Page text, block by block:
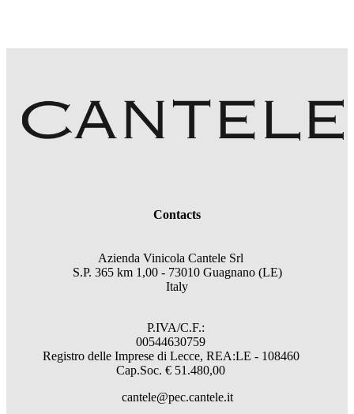
Contacts
Azienda Vinicola Cantele Srl
S.P. 365 km 1,00 - 73010 Guagnano (LE)
Italy
P.IVA/C.F.:
00544630759
Registro delle Imprese di Lecce, REA:LE - 108460
Cap.Soc. € 51.480,00
cantele@pec.cantele.it